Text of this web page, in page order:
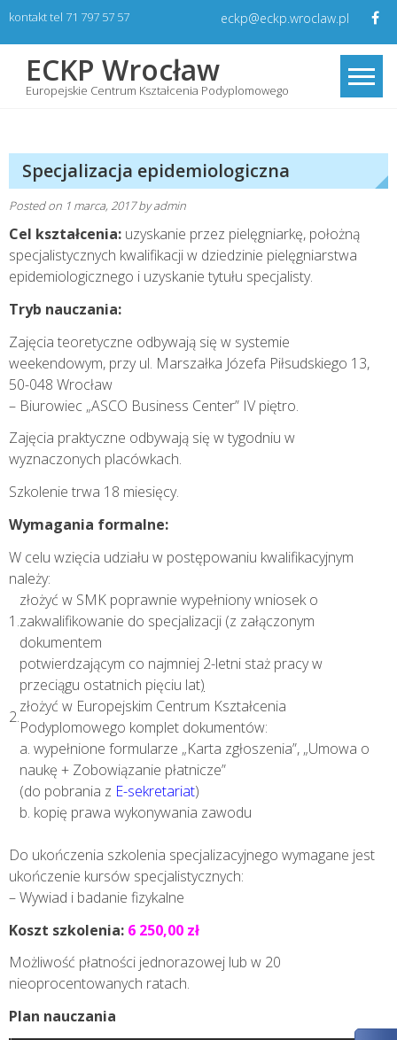
Skipkontakt tel 71 797 57 57 eckp@eckp.wroclaw.pl
ECKP Wrocław
Europejskie Centrum Kształcenia Podyplomowego
Specjalizacja epidemiologiczna
Posted on 1 marca, 2017byadmin
Cel kształcenia: uzyskanie przez pielęgniarkę, położną
specjalistycznych kwalifikacji w dziedzinie pielęgniarstwa
epidemiologicznego i uzyskanie tytułu specjalisty.
Tryb nauczania:
Zajęcia teoretyczne odbywają się w systemie
weekendowym, przy ul. Marszałka Józefa Piłsudskiego 13,
50-048 Wrocław
– Biurowiec „ASCO Business Center” IV piętro.
Zajęcia praktyczne odbywają się w tygodniu w
wyznaczonych placówkach.
Szkolenie trwa 18 miesięcy.
Wymagania formalne:
W celu wzięcia udziału w postępowaniu kwalifikacyjnym
należy:
1.
złożyć w SMK poprawnie wypełniony wniosek o
zakwalifikowanie do specjalizacji (z załączonym
dokumentem
potwierdzającym co najmniej 2-letni staż pracy w
przeciągu ostatnich pięciu lat)
2.
złożyć w Europejskim Centrum Kształcenia
Podyplomowego komplet dokumentów:
a. wypełnione formularze „Karta zgłoszenia”, „Umowa o
naukę + Zobowiązanie płatnicze”
(do pobrania z E-sekretariat)
b. kopię prawa wykonywania zawodu
Do ukończenia szkolenia specjalizacyjnego wymagane jest
ukończenie kursów specjalistycznych:
– Wywiad i badanie fizykalne
Koszt szkolenia: 6 250,00 zł
Możliwość płatności jednorazowej lub w 20
nieoprocentowanych ratach.
Plan nauczania